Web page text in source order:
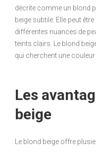
décrite comme un blond
beige subtile. Elle peut
différentes nuances de
teints clairs. Le blond
qui cherchent une couleur
Les
beige
Le blond beige offre